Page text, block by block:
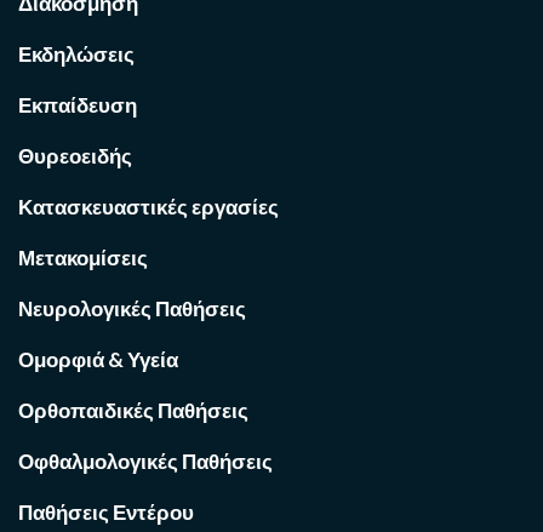
Εκδηλώσεις
Εκπαίδευση
Θυρεοειδής
Κατασκευαστικές εργασίες
Μετακομίσεις
Νευρολογικές Παθήσεις
Ομορφιά & Υγεία
Ορθοπαιδικές Παθήσεις
Οφθαλμολογικές Παθήσεις
Παθήσεις Εντέρου